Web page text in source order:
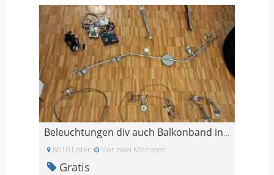
Beleuchtungen div auch Balkonband in Uster
8610 Uster Vor zwei Monaten
Gratis